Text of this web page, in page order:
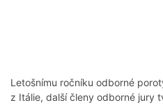
Letošnímu ročníku odborné
z Itálie, další členy odborné jury